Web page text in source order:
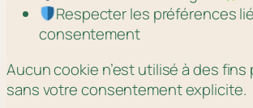
Respecter les préférences
consentement
Aucun cookie n’est utilisé à des
sans votre consentement explicite.